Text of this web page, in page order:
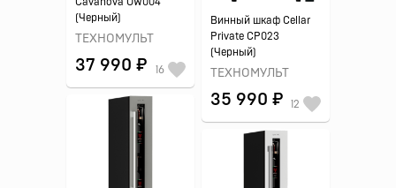
(Черный)
ТЕХНОМУЛЬТ
37 990 ₽ 16
Винный шкаф Cellar
Private CP023
(Черный)
ТЕХНОМУЛЬТ
35 990 ₽ 12